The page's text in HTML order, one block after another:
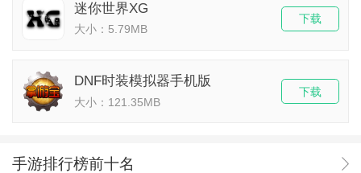
迷你世界XG
大小：5.79MB
下载
DNF时装模拟器手机版
大小：121.35MB
下载
手游排行榜前十名